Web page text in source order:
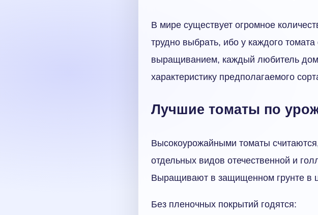
В мире существует огромное
трудно выбрать, ибо у каждого
выращиванием, каждый любитель
характеристику предполагаемого
Лучшие томаты по
Высокоурожайными томаты
отдельных видов отечественной и
Выращивают в защищенном грунте в
Без пленочных покрытий годятся: